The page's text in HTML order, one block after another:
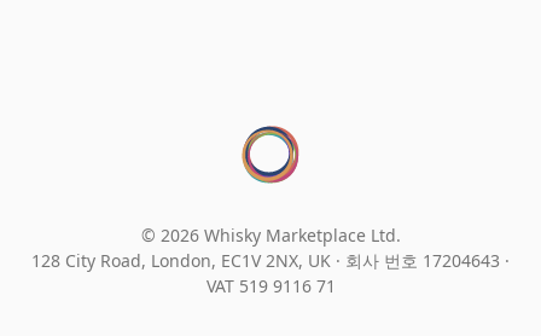
© 2026 Whisky Marketplace Ltd.
128 City Road, London, EC1V 2NX, UK · 회사 번호 17204643 ·
VAT 519 9116 71